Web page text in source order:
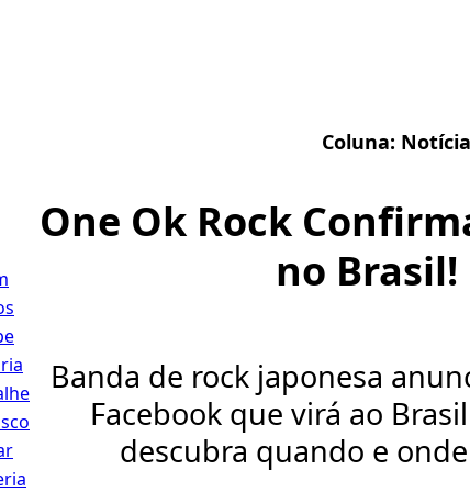
Coluna:
One Ok Rock
no
Banda de rock japonesa
Facebook que virá ao
descubra quando e